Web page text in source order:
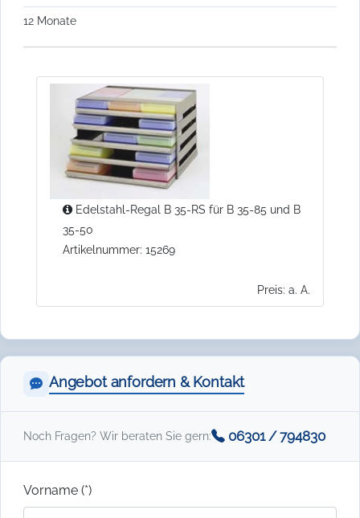
12 Monate
Edelstahl-Regal B 35-RS für B 35-85 und B
35-50
Artikelnummer: 15269
Preis: a. A.
Angebot anfordern & Kontakt
Noch Fragen? Wir beraten Sie gern: 06301 / 794830
Vorname (*)